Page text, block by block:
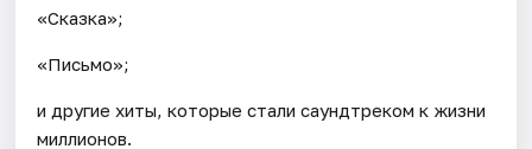
«Сказка»;
«Письмо»;
и другие хиты, которые стали саундтреком к жизни
миллионов.